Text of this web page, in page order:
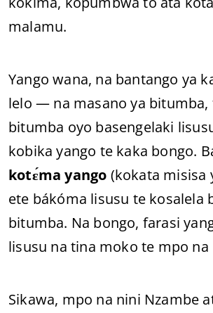
malamu.
Yango wana, na bantango ya
lelo — na masano ya bitumba,
bitumba oyo basengelaki
kobika yango te kaka bongo.
kotɛ́ma yango (kokata misisa
ete bákóma lisusu te kosalela
bitumba. Na bongo, farasi
lisusu na tina moko te mpo
Sikawa, mpo na nini Nzambe